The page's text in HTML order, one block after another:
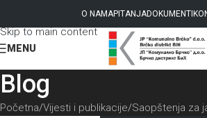
Skip to navigation
Skip to main content
O NAMAPITANJADOKUMENTI
MENU
Blog
Početna Vijesti i publikacije Saopštenja za